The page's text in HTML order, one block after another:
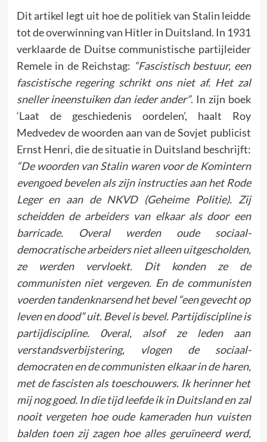
Dit artikel legt uit hoe de politiek van Stalin leidde
tot de overwinning van Hitler in Duitsland. In 1931
verklaarde de Duitse communistische partijleider
Remele in de Reichstag: “Fascistisch bestuur, een
fascistische regering schrikt ons niet af. Het zal
sneller ineenstuiken dan ieder ander”. In zijn boek
‘Laat de geschiedenis oordelen’, haalt Roy
Medvedev de woorden aan van de Sovjet publicist
Ernst Henri, die de situatie in Duitsland beschrijft:
“De woorden van Stalin waren voor de Komintern
evengoed bevelen als zijn instructies aan het Rode
Leger en aan de NKVD (Geheime Politie). Zij
scheidden de arbeiders van elkaar als door een
barricade. Overal werden oude sociaal-
democratische arbeiders niet alleen uitgescholden,
ze werden vervloekt. Dit konden ze de
communisten niet vergeven. En de communisten
voerden tandenknarsend het bevel “een gevecht op
leven en dood” uit. Bevel is bevel. Partijdiscipline is
partijdiscipline. 0veral, alsof ze leden aan
verstandsverbijstering, vlogen de sociaal-
democraten en de communisten elkaar in de haren,
met de fascisten als toeschouwers. Ik herinner het
mij nog goed. In die tijd leefde ik in Duitsland en zal
nooit vergeten hoe oude kameraden hun vuisten
balden toen zij zagen hoe alles geruïneerd werd,